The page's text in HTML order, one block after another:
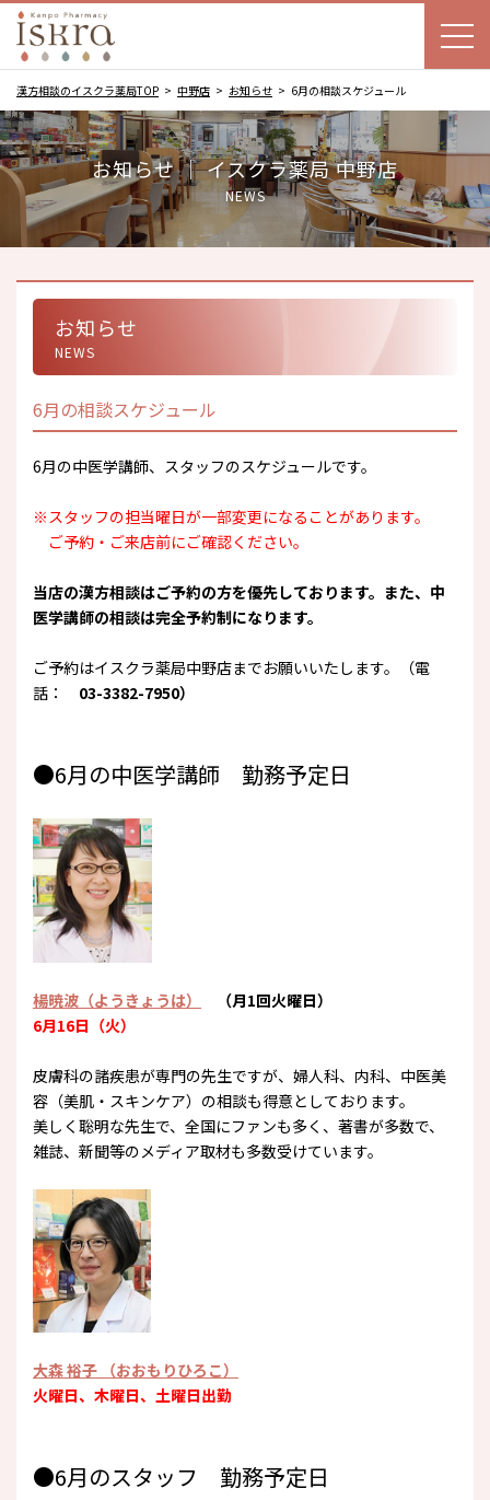
漢方相談のイスクラ薬局TOP 中野店 お知らせ 6月の相談スケジュール
お知らせ ｜ イスクラ薬局 中野店
NEWS
お知らせ
NEWS
6月の相談スケジュール
6月の中医学講師、スタッフのスケジュールです。
※スタッフの担当曜日が一部変更になることがあります。
ご予約・ご来店前にご確認ください。
当店の漢方相談はご予約の方を優先しております。また、中
医学講師の相談は完全予約制になります。
ご予約はイスクラ薬局中野店までお願いいたします。（電
話：
03-3382-7950）
●6月の中医学講師 勤務予定日
楊暁波（ようきょうは）
（月1回火曜日）
6月16日 （火）
皮膚科の諸疾患が専門の先生ですが、婦人科、内科、中医美
容（美肌・スキンケア）の相談も得意としております。
美しく聡明な先生で、全国にファンも多く、著書が多数で、
雑誌、新聞等のメディア取材も多数受けています。
大森 裕子 （おおもりひろこ）
火曜日、木曜日、土曜日出勤
●6月のスタッフ 勤務予定日